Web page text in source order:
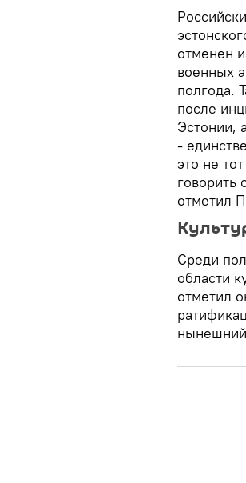
отменен
военных
полгода.
после
Эстонии,
-
это не
говорить
отметил
Среди
области
отметил
нынешний